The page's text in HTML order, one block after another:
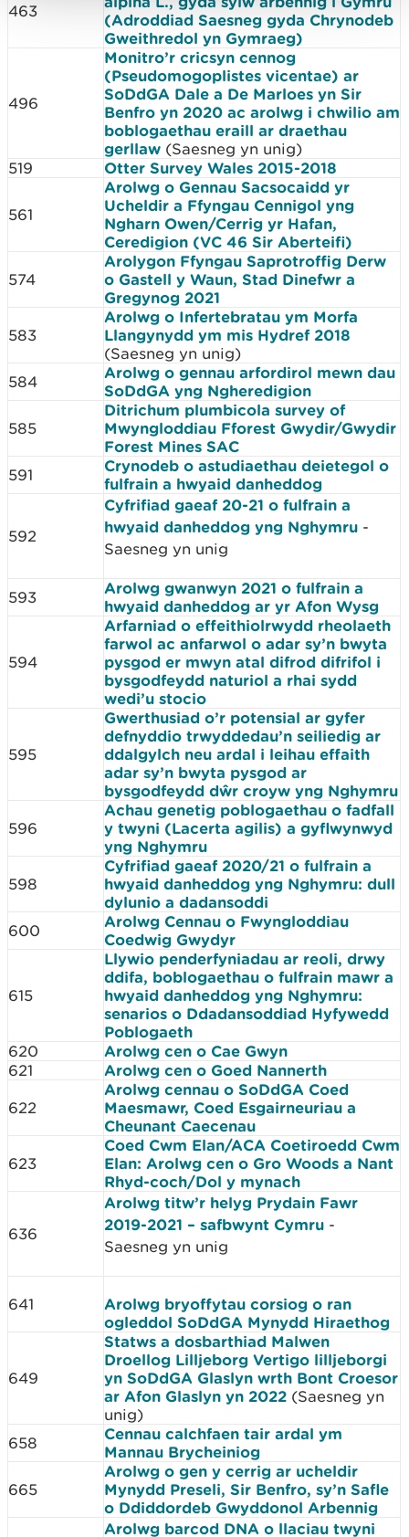
463
(Adroddiad Saesneg gyda Chrynodeb
Gweithredol yn Gymraeg)
496
Monitro’r cricsyn cennog
(Pseudomogoplistes vicentae) ar
SoDdGA Dale a De Marloes yn Sir
Benfro yn 2020 ac arolwg i chwilio am
boblogaethau eraill ar draethau
gerllaw (Saesneg yn unig)
519
Otter Survey Wales 2015-2018
561
Arolwg o Gennau Sacsocaidd yr
Ucheldir a Ffyngau Cennigol yng
Ngharn Owen/Cerrig yr Hafan,
Ceredigion (VC 46 Sir Aberteifi)
574
Arolygon Ffyngau Saprotroffig Derw
o Gastell y Waun, Stad Dinefwr a
Gregynog 2021
583
Arolwg o Infertebratau ym Morfa
Llangynydd ym mis Hydref 2018
(Saesneg yn unig)
584
Arolwg o gennau arfordirol mewn dau
SoDdGA yng Ngheredigion
585
Ditrichum plumbicola survey of
Mwyngloddiau Fforest Gwydir/Gwydir
Forest Mines SAC
591
Crynodeb o astudiaethau deietegol o
fulfrain a hwyaid danheddog
592
Cyfrifiad gaeaf 20-21 o fulfrain a
hwyaid danheddog yng Nghymru -
Saesneg yn unig
593
Arolwg gwanwyn 2021 o fulfrain a
hwyaid danheddog ar yr Afon Wysg
594
Arfarniad o effeithiolrwydd rheolaeth
farwol ac anfarwol o adar sy’n bwyta
pysgod er mwyn atal difrod difrifol i
bysgodfeydd naturiol a rhai sydd
wedi’u stocio
595
Gwerthusiad o’r potensial ar gyfer
defnyddio trwyddedau’n seiliedig ar
ddalgylch neu ardal i leihau effaith
adar sy’n bwyta pysgod ar
bysgodfeydd dŵr croyw yng Nghymru
596
Achau genetig poblogaethau o fadfall
y twyni (Lacerta agilis) a gyflwynwyd
yng Nghymru
598
Cyfrifiad gaeaf 2020/21 o fulfrain a
hwyaid danheddog yng Nghymru: dull
dylunio a dadansoddi
600
Arolwg Cennau o Fwyngloddiau
Coedwig Gwydyr
615
Llywio penderfyniadau ar reoli, drwy
ddifa, boblogaethau o fulfrain mawr a
hwyaid danheddog yng Nghymru:
senarios o Ddadansoddiad Hyfywedd
Poblogaeth
620 Arolwg cen o Cae Gwyn
621 Arolwg cen o Goed Nannerth
622
Arolwg cennau o SoDdGA Coed
Maesmawr, Coed Esgairneuriau a
Cheunant Caecenau
623
Coed Cwm Elan/ACA Coetiroedd Cwm
Elan: Arolwg cen o Gro Woods a Nant
Rhyd-coch/Dol y mynach
636
Arolwg titw’r helyg Prydain Fawr
2019-2021 – safbwynt Cymru -
Saesneg yn unig
641
Arolwg bryoffytau corsiog o ran
ogleddol SoDdGA Mynydd Hiraethog
649
Statws a dosbarthiad Malwen
Droellog Lilljeborg Vertigo lilljeborgi
yn SoDdGA Glaslyn wrth Bont Croesor
ar Afon Glaslyn yn 2022 (Saesneg yn
unig)
658
Cennau calchfaen tair ardal ym
Mannau Brycheiniog
665
Arolwg o gen y cerrig ar ucheldir
Mynydd Preseli, Sir Benfro, sy’n Safle
o Ddiddordeb Gwyddonol Arbennig
Arolwg barcod DNA o llaciau twyni